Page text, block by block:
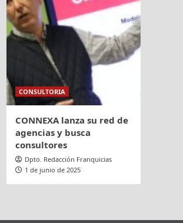
CONSULTORIA
CONNEXA lanza su red de
agencias y busca
consultores
Dpto. Redacción Franquicias
1 de junio de 2025